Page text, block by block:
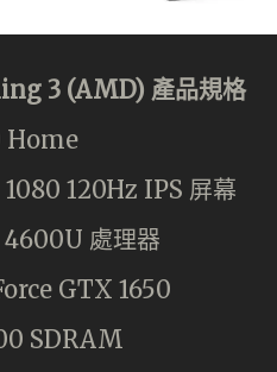
3 (AMD) 產品規格
Home
1080 120Hz IPS 屏幕
處理器
GTX 1650
SDRAM